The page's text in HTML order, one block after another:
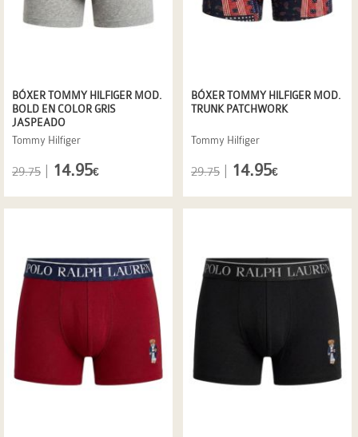
BÓXER TOMMY HILFIGER MOD.
BOLD EN COLOR GRIS
JASPEADO
Tommy Hilfiger
29.75 14.95€
BÓXER TOMMY HILFIGER MOD.
TRUNK PATCHWORK
Tommy Hilfiger
29.75 14.95€